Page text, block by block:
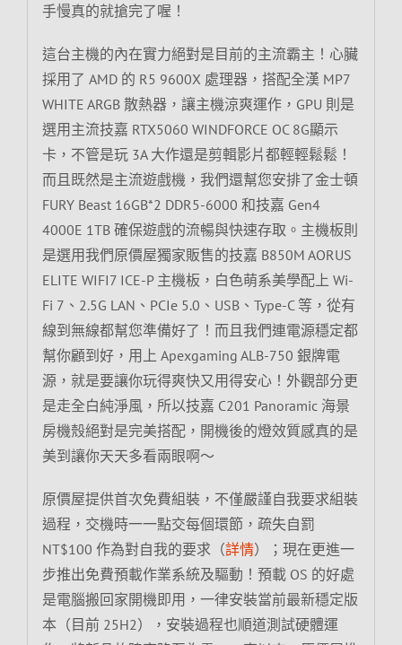
手慢真的就搶完了喔！
這台主機的內在實力絕對是目前的主流霸主！心臟
採用了 AMD 的 R5 9600X 處理器，搭配全漢 MP7
WHITE ARGB 散熱器，讓主機涼爽運作，GPU 則是
選用主流技嘉 RTX5060 WINDFORCE OC 8G顯示
卡，不管是玩 3A 大作還是剪輯影片都輕輕鬆鬆！
而且既然是主流遊戲機，我們還幫您安排了金士頓
FURY Beast 16GB*2 DDR5-6000 和技嘉 Gen4
4000E 1TB 確保遊戲的流暢與快速存取。主機板則
是選用我們原價屋獨家販售的技嘉 B850M AORUS
ELITE WIFI7 ICE-P 主機板，白色萌系美學配上 Wi-
Fi 7、2.5G LAN、PCIe 5.0、USB、Type-C 等，從有
線到無線都幫您準備好了！而且我們連電源穩定都
幫你顧到好，用上 Apexgaming ALB-750 銀牌電
源，就是要讓你玩得爽快又用得安心！外觀部分更
是走全白純淨風，所以技嘉 C201 Panoramic 海景
房機殼絕對是完美搭配，開機後的燈效質感真的是
美到讓你天天多看兩眼啊～
原價屋提供首次免費組裝，不僅嚴謹自我要求組裝
過程，交機時一一點交每個環節，疏失自罰
NT$100 作為對自我的要求（詳情）；現在更進一
步推出免費預載作業系統及驅動！預載 OS 的好處
是電腦搬回家開機即用，一律安裝當前最新穩定版
本（目前 25H2），安裝過程也順道測試硬體運